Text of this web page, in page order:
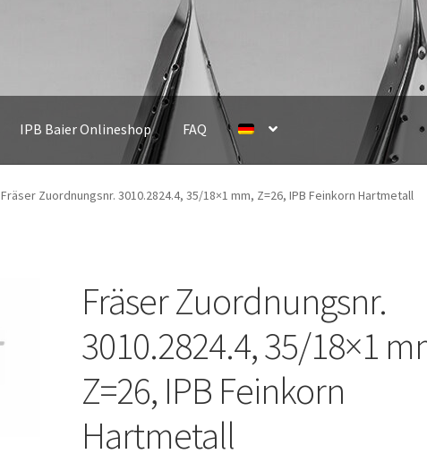
IPB Baier Onlineshop FAQ
Fräser Zuordnungsnr. 3010.2824.4, 35/18×1 mm, Z=26, IPB Feinkorn Hartmetall
Fräser Zuordnungsnr.
3010.2824.4, 35/18×1
Z=26, IPB Feinkorn
Hartmetall